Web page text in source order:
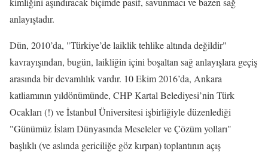
anlayıştadır.
Dün, 2010’da, "Türkiye’de laiklik tehlike altında değildir"
kavrayışından, bugün, laikliğin içini boşaltan sağ anlayışlara geçiş
arasında bir devamlılık vardır. 10 Ekim 2016’da, Ankara
katliamının yıldönümünde, CHP Kartal Belediyesi’nin Türk
Ocakları (!) ve İstanbul Üniversitesi işbirliğiyle düzenlediği
"Günümüz İslam Dünyasında Meseleler ve Çözüm yolları"
başlıklı (ve aslında gericiliğe göz kırpan) toplantının açış